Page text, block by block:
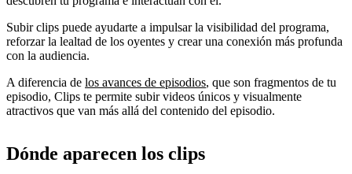
Subir clips puede ayudarte a impulsar la visibilidad del programa,
reforzar la lealtad de los oyentes y crear una conexión más profunda
con la audiencia.
A diferencia de los avances de episodios, que son fragmentos de tu
episodio, Clips te permite subir videos únicos y visualmente
atractivos que van más allá del contenido del episodio.
Dónde aparecen los clips